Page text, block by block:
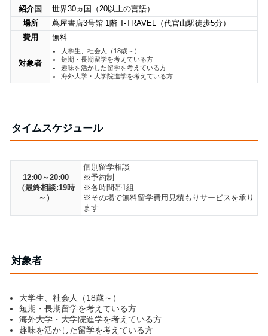
紹介国
世界30ヵ国（20以上の言語）
場所
蔦屋書店3号館 1階 T-TRAVEL（代官山駅徒歩5分）
費用
無料
対象者
大学生、社会人（18歳～）
短期・長期留学を考えている方
趣味を活かした留学を考えている方
海外大学・大学院進学を考えている方
タイムスケジュール
12:00～20:00
（最終相談:19時
～）
個別留学相談
※予約制
※各時間帯1組
※その場で無料留学費用見積もりサービスを承り
ます
対象者
大学生、社会人（18歳～）
短期・長期留学を考えている方
海外大学・大学院進学を考えている方
趣味を活かした留学を考えている方